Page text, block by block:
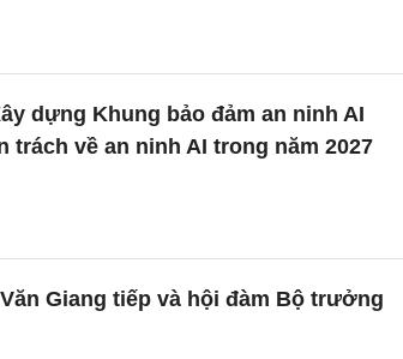
dựng Khung bảo đảm an ninh AI
trách về an ninh AI trong năm 2027
Giang tiếp và hội đàm Bộ trưởng